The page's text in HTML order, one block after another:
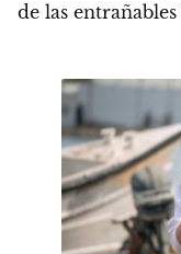
de las entrañables